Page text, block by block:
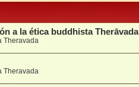
a la ética buddhista Therāvada
Theravada
Theravada